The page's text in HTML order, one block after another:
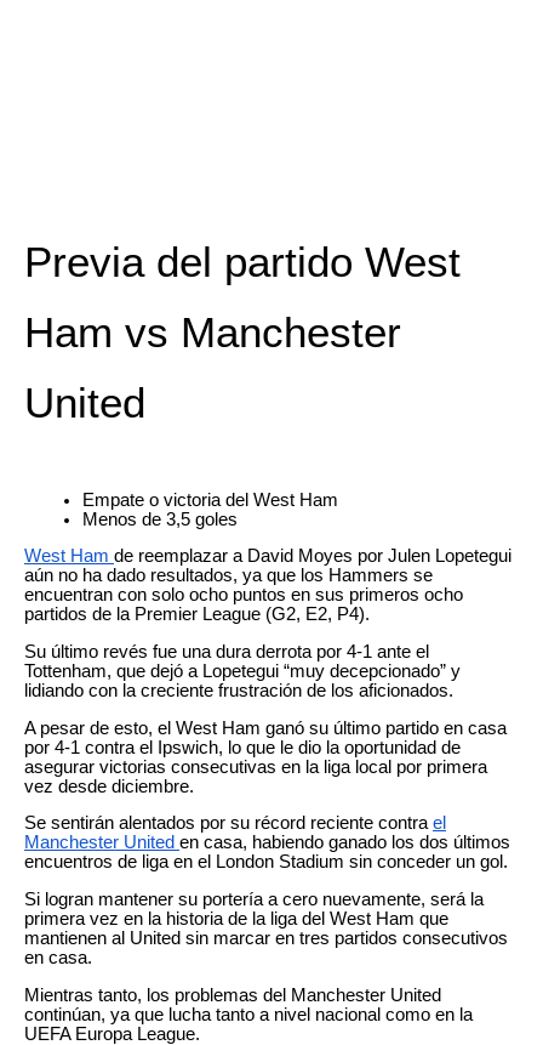
Previa del partido West
Ham vs Manchester
United
Empate o victoria del West Ham
Menos de 3,5 goles
West Ham de reemplazar a David Moyes por Julen Lopetegui
aún no ha dado resultados, ya que los Hammers se
encuentran con solo ocho puntos en sus primeros ocho
partidos de la Premier League (G2, E2, P4).
Su último revés fue una dura derrota por 4-1 ante el
Tottenham, que dejó a Lopetegui “muy decepcionado” y
lidiando con la creciente frustración de los aficionados.
A pesar de esto, el West Ham ganó su último partido en casa
por 4-1 contra el Ipswich, lo que le dio la oportunidad de
asegurar victorias consecutivas en la liga local por primera
vez desde diciembre.
Se sentirán alentados por su récord reciente contrael
Manchester United en casa, habiendo ganado los dos últimos
encuentros de liga en el London Stadium sin conceder un gol.
Si logran mantener su portería a cero nuevamente, será la
primera vez en la historia de la liga del West Ham que
mantienen al United sin marcar en tres partidos consecutivos
en casa.
Mientras tanto, los problemas del Manchester United
continúan, ya que lucha tanto a nivel nacional como en la
UEFA Europa League.